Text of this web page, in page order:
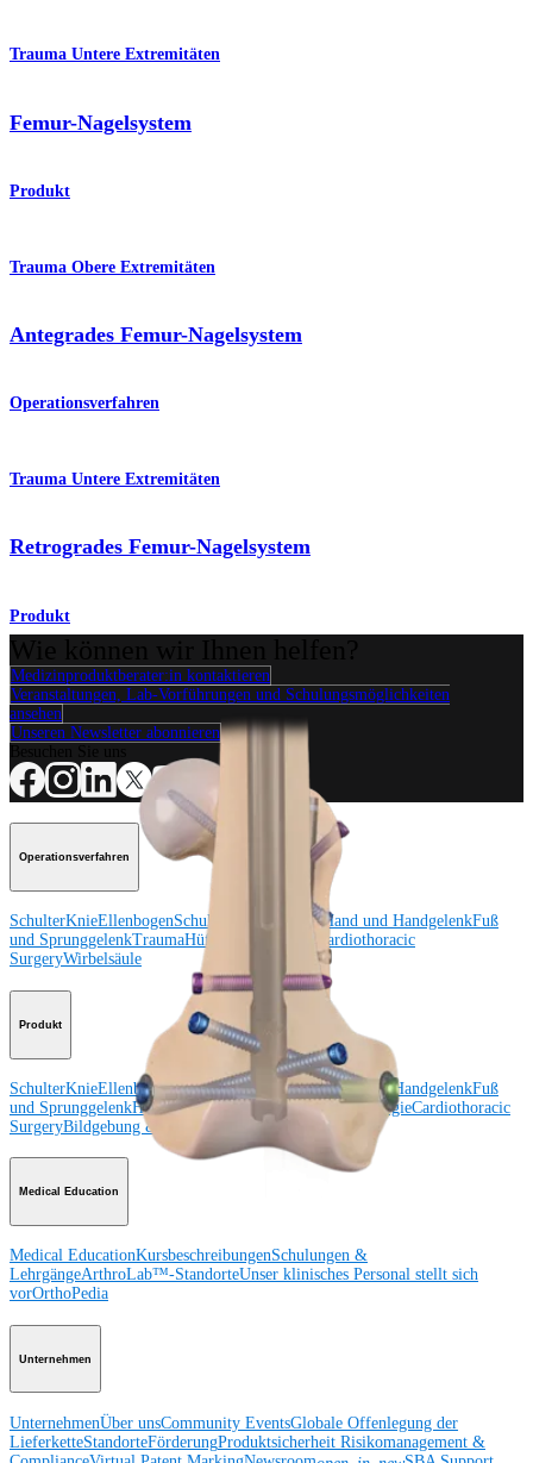
Trauma Untere Extremitäten
Femur-Nagelsystem
Produkt
Trauma Obere Extremitäten
Antegrades Femur-Nagelsystem
Operationsverfahren
Trauma Untere Extremitäten
Retrogrades Femur-Nagelsystem
Produkt
Medizinproduktberater:in kontaktieren
Veranstaltungen, Lab-Vorführungen und Schulungsmöglichkeiten
ansehen
Unseren Newsletter abonnieren
Operationsverfahren
SchulterKnieEllenbogenSchulterendoprothetikHand und HandgelenkFuß
und SprunggelenkTraumaHüfte
Cardiothoracic
SurgeryWirbelsäule
Produkt
SchulterKnieEllenbogenSchulterendoprothetikHand und HandgelenkFuß
und SprunggelenkHüfteOrthobiologie Herz-ThoraxchirurgieCardiothoracic
SurgeryBildgebung & Resektion
Medical Education
Medical EducationKursbeschreibungenSchulungen &
LehrgängeArthroLab™-StandorteUnser klinisches Personal stellt sich
vorOrthoPedia
Unternehmen
UnternehmenÜber unsCommunity EventsGlobale Offenlegung der
LieferketteStandorteFörderungProduktsicherheit Risikomanagement &